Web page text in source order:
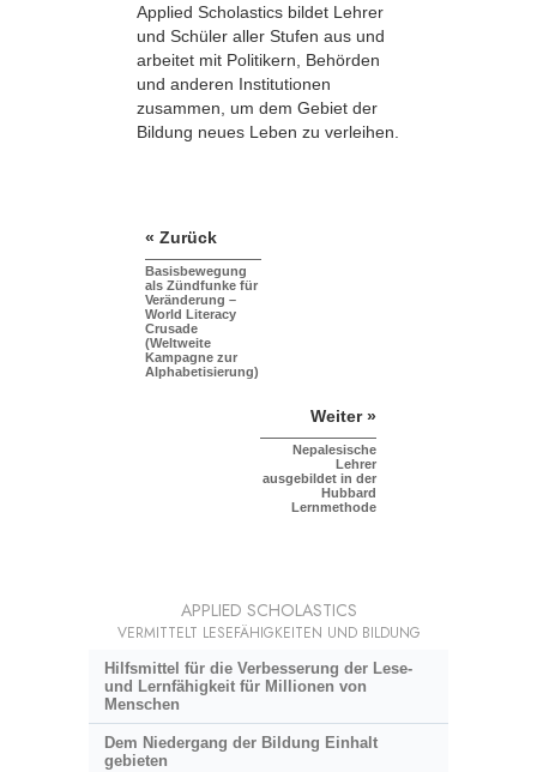
Applied Scholastics bildet Lehrer
und Schüler aller Stufen aus und
arbeitet mit Politikern, Behörden
und anderen Institutionen
zusammen, um dem Gebiet der
Bildung neues Leben zu verleihen.
« Zurück
Basisbewegung
als Zündfunke für
Veränderung –
World Literacy
Crusade
(Weltweite
Kampagne zur
Alphabetisierung)
Weiter »
Nepalesische
Lehrer
ausgebildet in der
Hubbard
Lernmethode
APPLIED SCHOLASTICS
VERMITTELT LESEFÄHIGKEITEN UND BILDUNG
Hilfsmittel für die Verbesserung der Lese-
und Lernfähigkeit für Millionen von
Menschen
Dem Niedergang der Bildung Einhalt
gebieten